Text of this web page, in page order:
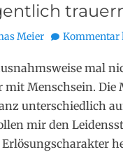
Meier Kommentar
mal
mit Menschsein. Die
unterschiedlich
mir den